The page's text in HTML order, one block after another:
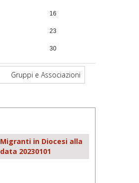
16
23
30
6
Gruppi e Associazioni
Migranti in Diocesi alla
data 20230101